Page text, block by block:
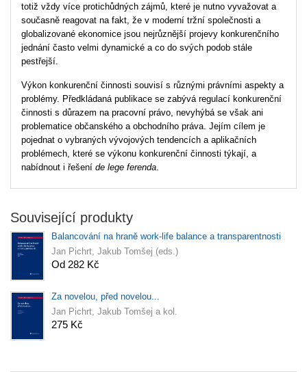
totiž vždy více protichůdných zájmů, které je nutno vyvažovat a
současně reagovat na fakt, že v moderní tržní společnosti a
globalizované ekonomice jsou nejrůznější projevy konkurenčního
jednání často velmi dynamické a co do svých podob stále
pestřejší.
Výkon konkurenční činnosti souvisí s různými právními aspekty a
problémy. Předkládaná publikace se zabývá regulací konkurenční
činnosti s důrazem na pracovní právo, nevyhýbá se však ani
problematice občanského a obchodního práva. Jejím cílem je
pojednat o vybraných vývojových tendencích a aplikačních
problémech, které se výkonu konkurenční činnosti týkají, a
nabídnout i řešení de lege ferenda
Související produkty
Balancování na hraně work-life balance a transparentnosti
Jan Pichrt, Jakub Tomšej (eds.)
Od 282 Kč
Za novelou, před novelou...
Jan Pichrt, Jakub Tomšej a kol.
275 Kč